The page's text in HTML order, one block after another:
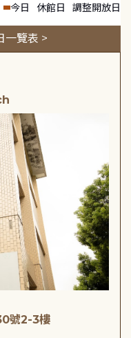
今日 休館日 調整開放日
一覽表 >
號2-3樓